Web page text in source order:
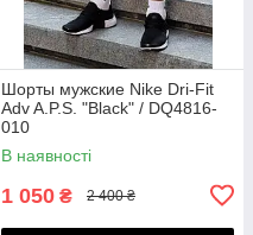
Шорты мужские Nike Dri-Fit
Adv A.P.S. "Black" / DQ4816-
010
В наявності
1 050 ₴ 2 400 ₴